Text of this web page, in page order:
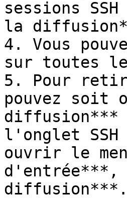
sessions
la
4. Vous
sur toutes
5. Pour
pouvez soit
diffusion***
l'onglet
ouvrir le
d'entrée***,
diffusion***.